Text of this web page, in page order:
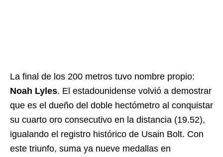
La final de los 200 metros tuvo nombre propio:
Noah Lyles. El estadounidense volvió a demostrar
que es el dueño del doble hectómetro al conquistar
su cuarto oro consecutivo en la distancia (19.52),
igualando el registro histórico de Usain Bolt. Con
este triunfo, suma ya nueve medallas en